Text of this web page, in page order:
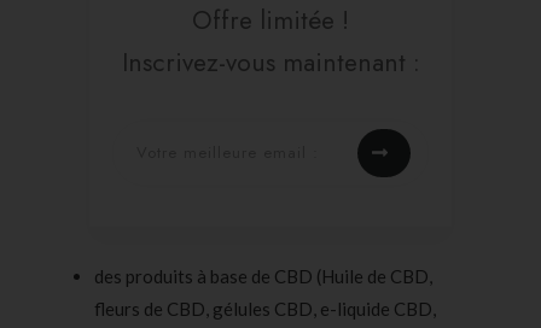
Offre limitée !
Inscrivez-vous maintenant :
des produits à base de CBD (Huile de CBD,
fleurs de CBD, gélules CBD, e-liquide CBD,